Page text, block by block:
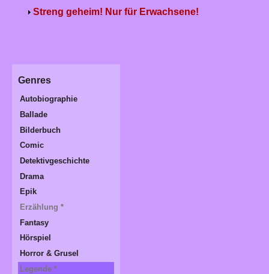
Streng geheim! Nur für Erwachsene!
Genres
Autobiographie
Ballade
Bilderbuch
Comic
Detektivgeschichte
Drama
Epik
Erzählung *
Fantasy
Hörspiel
Horror & Grusel
Legende *